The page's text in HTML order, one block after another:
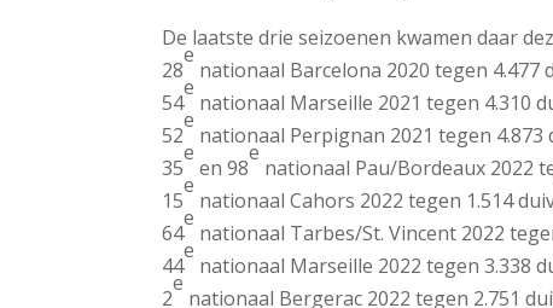
De laatste drie seizoenen kwamen daar
28
e
nationaal Barcelona 2020 tegen 4.477
54
e
nationaal Marseille 2021 tegen 4.310
52
e
nationaal Perpignan 2021 tegen 4.873
35
e
en 98
e
nationaal Pau/Bordeaux 2022
15
e
nationaal Cahors 2022 tegen 1.514
64
e
nationaal Tarbes/St. Vincent 2022
44
e
nationaal Marseille 2022 tegen 3.338
2
e
nationaal Bergerac 2022 tegen 2.751